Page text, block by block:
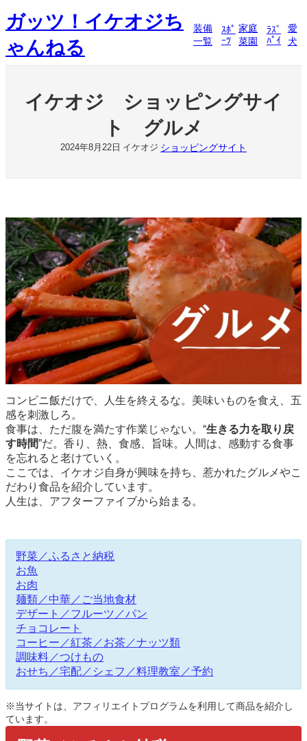
容
ス
キ
ガッツ！イケオジち
ゃんねる
装備
一覧
ｽﾎﾟ
ｰﾂ
家庭
菜園
ﾗｽﾞ
ﾊﾟｲ
愛
犬
イケオジ ショッピングサイ
ト グルメ
2024年8月22日 イケオジ ショッピングサイト
コンビニ飯だけで、人生を終えるな。美味いものを食え、五
感を刺激しろ。
食事は、ただ腹を満たす作業じゃない。“生きる力を取り戻
す時間”だ。香り、熱、食感、旨味。人間は、感動する食事
を忘れると老けていく。
ここでは、イケオジ自身が興味を持ち、惹かれたグルメやこ
だわり食品を紹介しています。
人生は、アフターファイブから始まる。
野菜／ふるさと納税
お魚
お肉
麺類／中華／ご当地食材
デザート／フルーツ／パン
チョコレート
コーヒー／紅茶／お茶／ナッツ類
調味料／つけもの
おせち／宅配／シェフ／料理教室／予約
※当サイトは、アフィリエイトプログラムを利用して商品を紹介し
ています。